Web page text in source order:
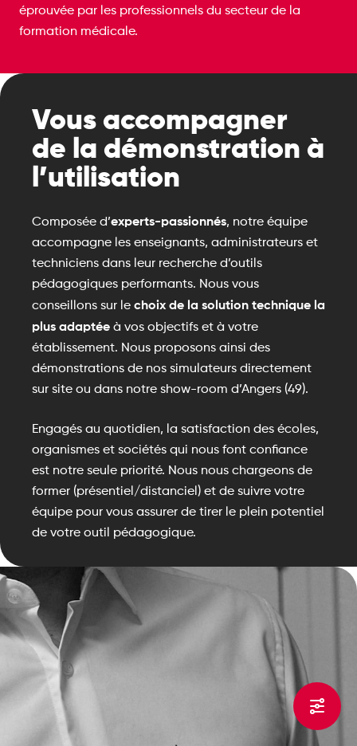
éprouvée par les professionnels du secteur de la
formation médicale.
Vous accompagner
de la démonstration à
l’utilisation
Composée d’experts-passionnés, notre équipe
accompagne les enseignants, administrateurs et
techniciens dans leur recherche d’outils
pédagogiques performants. Nous vous
conseillons sur le choix de la solution technique la
plus adaptée à vos objectifs et à votre
établissement. Nous proposons ainsi des
démonstrations de nos simulateurs directement
sur site ou dans notre show-room d’Angers (49).
Engagés au quotidien, la satisfaction des écoles,
organismes et sociétés qui nous font confiance
est notre seule priorité. Nous nous chargeons de
former (présentiel/distanciel) et de suivre votre
équipe pour vous assurer de tirer le plein potentiel
de votre outil pédagogique.